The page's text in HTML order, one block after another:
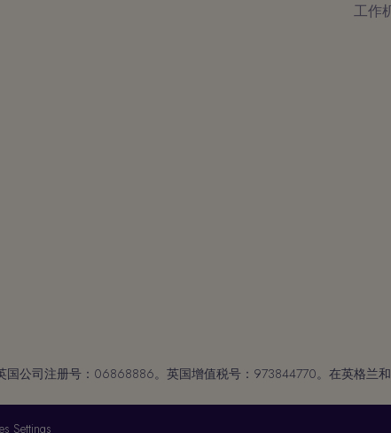
工作
公司注册号：06868886。英国增值税号：973844770。在英格兰和
Settings